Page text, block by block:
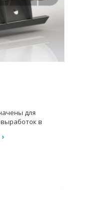
для
в